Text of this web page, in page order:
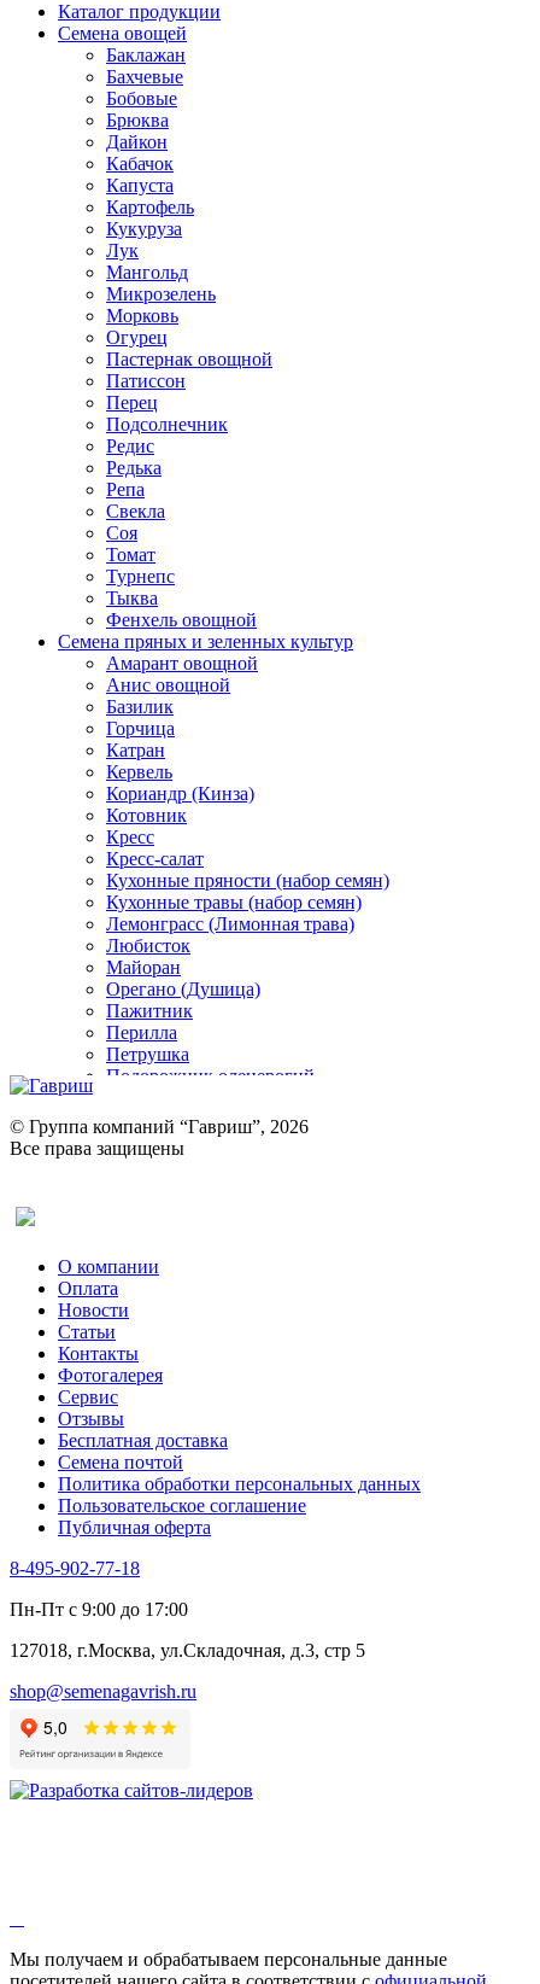
Каталог продукции
Семена овощей
Баклажан
Бахчевые
Бобовые
Брюква
Дайкон
Кабачок
Капуста
Картофель
Кукуруза
Лук
Мангольд
Микрозелень
Морковь
Огурец
Пастернак овощной
Патиссон
Перец
Подсолнечник
Редис
Редька
Репа
Свекла
Соя
Томат
Турнепс
Тыква
Фенхель овощной
Семена пряных и зеленных культур
Амарант овощной
Анис овощной
Базилик
Горчица
Катран
Кервель
Кориандр (Кинза)
Котовник
Кресс
Кресс-салат
Кухонные пряности (набор семян)
Кухонные травы (набор семян)
Лемонграсс (Лимонная трава)
Любисток
Майоран
Орегано (Душица)
Пажитник
Перилла
Петрушка
Подорожник оленерогий
Ревень
Рукола
Рута
Тмин
Трава для чая
Туласи
Укроп
Фенхель пряный
Хризантема овощная
Цикорий пряный
Цикорий салатный (Витлуф)
Черемша
Шпинат
Щавель
Эндивий
Эстрагон
Алтей
Бессмертник
Валериана
Валерианелла
Гибискус лекарственный
Девясил
Душица
Змееголовник
Мыльнянка
© Группа компаний “Гавриш”, 2026
Все права защищены
О компании
Оплата
Новости
Статьи
Контакты
Фотогалерея​
Сервис
Отзывы
Бесплатная доставка
Семена почтой
Политика обработки персональных данных
Пользовательское соглашение
Публичная оферта
8-495-902-77-18
Пн-Пт с 9:00 до 17:00
127018, г.Москва, ул.Складочная, д.3, стр 5
shop@semenagavrish.ru
Мы получаем и обрабатываем персональные данные